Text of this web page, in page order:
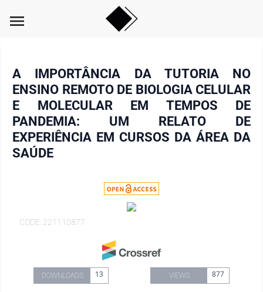
menu
A IMPORTÂNCIA DA TUTORIA NO
ENSINO REMOTO DE BIOLOGIA CELULAR
E MOLECULAR EM TEMPOS DE
PANDEMIA: UM RELATO DE
EXPERIÊNCIA EM CURSOS DA ÁREA DA
SAÚDE
CODE: 221110877
DOWNLOADS 13 VIEWS 877